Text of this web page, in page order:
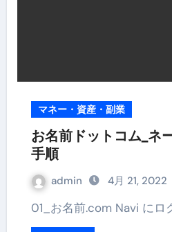
マネー・資産・副業
お名前ドットコム_ネ
手順
admin 4月 21, 2022
01_お名前.com Navi にロ